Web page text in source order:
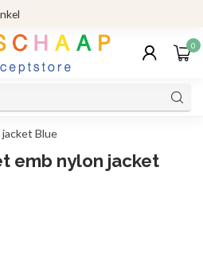
0
Blue
emb nylon jacket